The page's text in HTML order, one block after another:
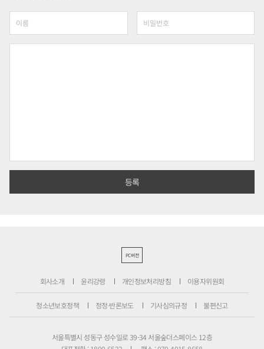
PC버전
회사소개 윤리강령 개인정보처리방침 이용자위원회
청소년보호정책 정정·반론보도 기사심의규정 불편신고
서울특별시 성동구 성수일로 39-34 서울숲더스페이스 12층